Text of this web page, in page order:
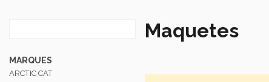
Maquetes
MARQUES
ARCTIC CAT